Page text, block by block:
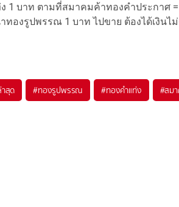
1 บาท ตามที่สมาคมค้าทองคำประกาศ =
ทองรูปพรรณ 1 บาท ไปขาย ต้องได้เงินไ
สุด #ทองรูปพรรณ #ทองคำแท่ง #สม